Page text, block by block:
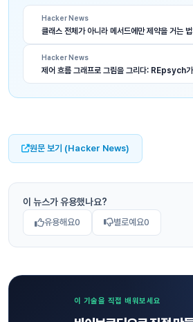
Hacker News
클래스 전체가 아니라 메서드에만 제약을 거는
Hacker News
제어 흐름 그래프로 그림을 그리다: REpsych
원문 보기 (Hacker News)
이 뉴스가 유용했나요?
유용해요0 별로예요0
이 기술을 직접 배워보세요